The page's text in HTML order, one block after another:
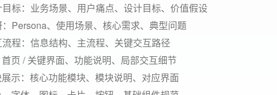
标：业务场景、用户痛点、设计目标、价值假设
Persona、使用场景、核心需求、典型问题
程：信息结构、主流程、关键交互路径
页 / 关键界面、功能说明、局部交互细节
示：核心功能模块、模块说明、对应界面